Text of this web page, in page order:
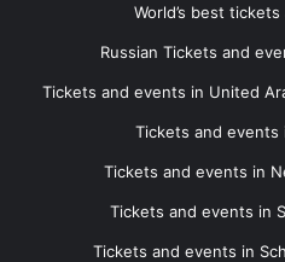
World’s best
Russian Tickets and
Tickets and events in United
Tickets and events
Tickets and events in
Tickets and events in
Tickets and events in